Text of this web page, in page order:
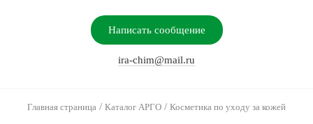
Написать сообщение
ira-chim@mail.ru
Главная страница / Каталог АРГО / Косметика по уходу за кожей